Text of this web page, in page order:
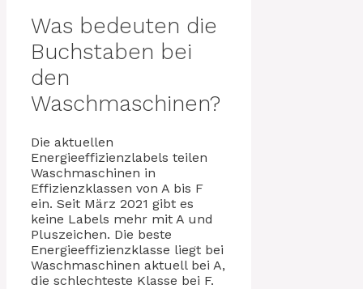
Was bedeuten die
Buchstaben bei
den
Waschmaschinen?
Die aktuellen
Energieeffizienzlabels teilen
Waschmaschinen in
Effizienzklassen von A bis F
ein. Seit März 2021 gibt es
keine Labels mehr mit A und
Pluszeichen. Die beste
Energieeffizienzklasse liegt bei
Waschmaschinen aktuell bei A,
die schlechteste Klasse bei F.